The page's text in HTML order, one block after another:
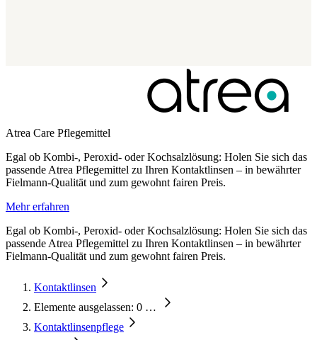
Atrea Care Pflegemittel
Egal ob Kombi-, Peroxid- oder Kochsalzlösung: Holen Sie sich das
passende Atrea Pflegemittel zu Ihren Kontaktlinsen – in bewährter
Fielmann-Qualität und zum gewohnt fairen Preis.
Mehr erfahren
Egal ob Kombi-, Peroxid- oder Kochsalzlösung: Holen Sie sich das
passende Atrea Pflegemittel zu Ihren Kontaktlinsen – in bewährter
Fielmann-Qualität und zum gewohnt fairen Preis.
Kontaktlinsen
Elemente ausgelassen: 0 …
Kontaktlinsenpflege